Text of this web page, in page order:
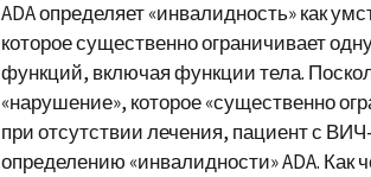
ADA определяет «инвалидность» как
которое существенно ограничивает
функций, включая функции тела.
«нарушение», которое «существенно
при отсутствии лечения, пациент с
определению «инвалидности» ADA.